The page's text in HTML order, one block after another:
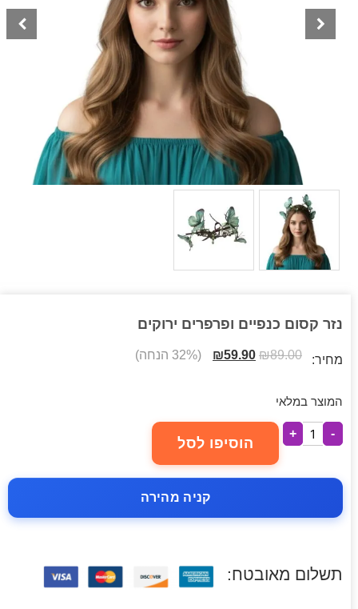
נזר קסום כנפיים ופרפרים ירוקים
מחיר: ₪89.00
₪59.90 (32% הנחה)
המוצר במלאי
-
+
הוסיפו לסל
קניה מהירה
תשלום מאובטח: